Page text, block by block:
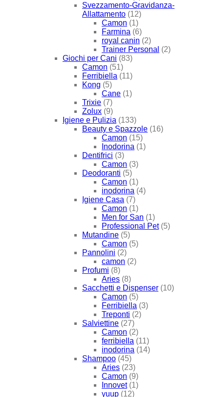
Svezzamento-Gravidanza-
Allattamento (12)
Camon (1)
Farmina (6)
royal canin (2)
Trainer Personal (2)
Giochi per Cani (83)
Camon (51)
Ferribiella (11)
Kong (5)
Cane (1)
Trixie (7)
Zolux (9)
Igiene e Pulizia (133)
Beauty e Spazzole (16)
Camon (15)
Inodorina (1)
Dentifrici (3)
Camon (3)
Deodoranti (5)
Camon (1)
inodorina (4)
Igiene Casa (7)
Camon (1)
Men for San (1)
Professional Pet (5)
Mutandine (5)
Camon (5)
Pannolini (2)
camon (2)
Profumi (8)
Aries (8)
Sacchetti e Dispenser (10)
Camon (5)
Ferribiella (3)
Treponti (2)
Salviettine (27)
Camon (2)
ferribiella (11)
inodorina (14)
Shampoo (45)
Aries (23)
Camon (9)
Innovet (1)
yuup (12)